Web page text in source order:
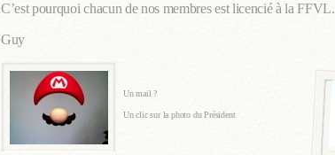
C’est pourquoi chacun de nos membres est licencié à la FFVL.
Guy
Un mail ?
Un clic sur la photo du Président